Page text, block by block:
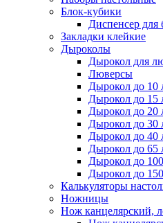
Блок-кубики
Диспенсер для
Закладки клейкие
Дыроколы
Дырокол для
Люверсы
Дырокол до 10
Дырокол до 15
Дырокол до 20
Дырокол до 30
Дырокол до 40
Дырокол до 65
Дырокол до
Дырокол до
Калькуляторы
Ножницы
Нож канцелярский,